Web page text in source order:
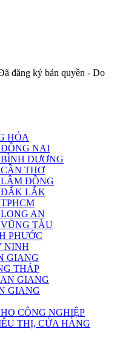
đăng ký bản quyền - Do
HÓA
NAI
DƯƠNG
THƠ
ĐỒNG
ĐẮK LẮK
AN
TÀU
PHƯỚC
NINH
GIANG
THÁP
GIANG
GIANG
CÔNG NGHIỆP
THỊ, CỬA HÀNG